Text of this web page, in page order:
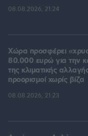
08.08.2026, 21:24
Χώρα προσφέρει
80.000 ευρώ για την
της κλιματικής
προορισμοί χωρίς βίζα
08.08.2026, 21:23